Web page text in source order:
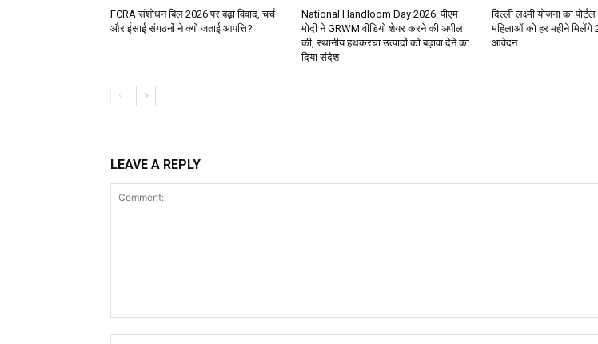
FCRA संशोधन बिल 2026 पर बढ़ा विवाद, चर्च
और ईसाई संगठनों ने क्यों जताई आपत्ति?
National Handloom Day 2026: पीएम
मोदी ने GRWM वीडियो शेयर करने की अपील
की, स्थानीय हथकरघा उत्पादों को बढ़ावा देने का
दिया संदेश
दिल्ली लक्ष्मी योजना का
महिलाओं को हर महीने मिलेंगे
आवेदन
LEAVE A REPLY